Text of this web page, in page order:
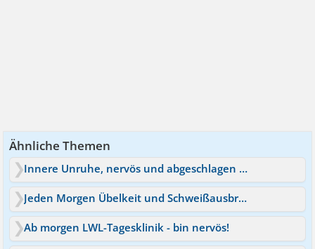
Ähnliche Themen
Innere Unruhe, nervös und abgeschlagen - was hilft?
Jeden Morgen Übelkeit und Schweißausbrüche durch Angst
Ab morgen LWL-Tagesklinik - bin nervös!